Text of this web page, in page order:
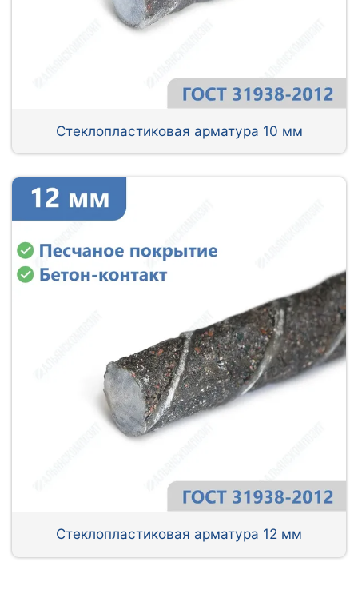
Стеклопластиковая арматура 10 мм
Стеклопластиковая арматура 12 мм